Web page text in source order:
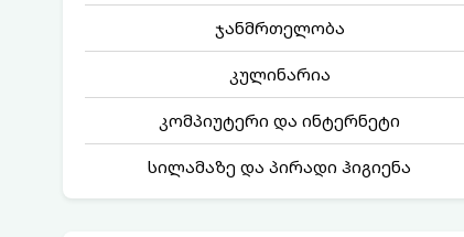
ჯანმრთელობა
კულინარია
კომპიუტერი და ინტერნეტი
სილამაზე და პირადი ჰიგიენა